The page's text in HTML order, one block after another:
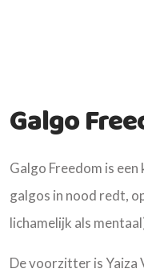
Galgo
Galgo Freedom is
galgos in nood redt,
lichamelijk als
De voorzitter is Yaiza